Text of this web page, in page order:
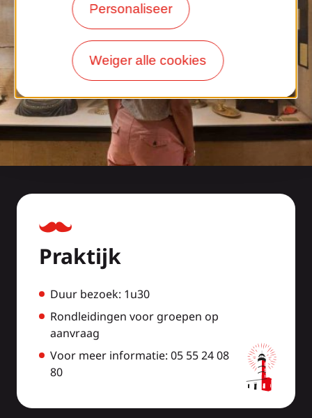
Personaliseer
Weiger alle cookies
Praktijk
Duur bezoek: 1u30
Rondleidingen voor groepen op
aanvraag
Voor meer informatie: 05 55 24 08
80